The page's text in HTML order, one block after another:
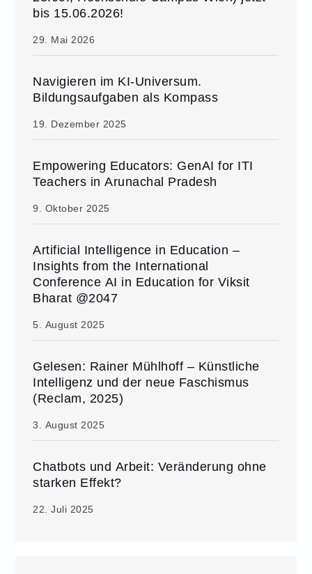
bis 15.06.2026!
29. Mai 2026
Navigieren im KI-Universum.
Bildungsaufgaben als Kompass
19. Dezember 2025
Empowering Educators: GenAI for ITI
Teachers in Arunachal Pradesh
9. Oktober 2025
Artificial Intelligence in Education –
Insights from the International
Conference AI in Education for Viksit
Bharat @2047
5. August 2025
Gelesen: Rainer Mühlhoff – Künstliche
Intelligenz und der neue Faschismus
(Reclam, 2025)
3. August 2025
Chatbots und Arbeit: Veränderung ohne
starken Effekt?
22. Juli 2025